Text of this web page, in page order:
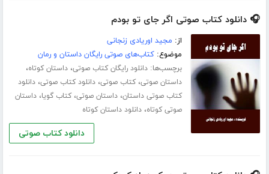
🎧 دانلود کتاب صوتی اگر جای تو بودم
از: مجید اوریادی زنجانی
موضوع:کتاب‌های صوتی رایگان داستان و رمان
برچسب‌ها:دانلود رایگان کتاب صوتی،داستان کوتاه،
داستان صوتی،کتاب صوتی،دانلود کتاب صوتی،دانلود
کتاب صوتی داستان،داستان صوتی،کتاب گویا،داستان
صوتی کوتاه،دانلود داستان کوتاه
دانلود کتاب صوتی